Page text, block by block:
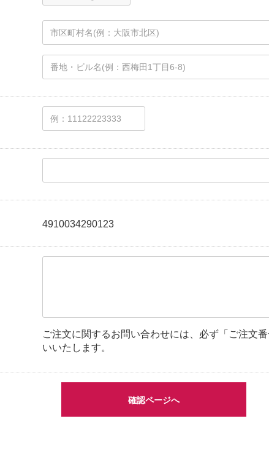
4910034290123
ご注文に関するお問い合わせには、必ず「ご注文
いいたします。
確認ページへ